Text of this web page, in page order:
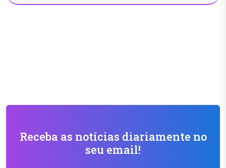
Receba as notícias diariamente no
seu email!